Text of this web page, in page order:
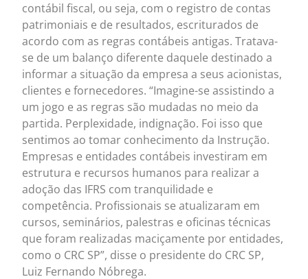
contábil fiscal, ou seja, com o registro de contas
patrimoniais e de resultados, escriturados de
acordo com as regras contábeis antigas. Tratava-
se de um balanço diferente daquele destinado a
informar a situação da empresa a seus acionistas,
clientes e fornecedores. “Imagine-se assistindo a
um jogo e as regras são mudadas no meio da
partida. Perplexidade, indignação. Foi isso que
sentimos ao tomar conhecimento da Instrução.
Empresas e entidades contábeis investiram em
estrutura e recursos humanos para realizar a
adoção das IFRS com tranquilidade e
competência. Profissionais se atualizaram em
cursos, seminários, palestras e oficinas técnicas
que foram realizadas maciçamente por entidades,
como o CRC SP”, disse o presidente do CRC SP,
Luiz Fernando Nóbrega.